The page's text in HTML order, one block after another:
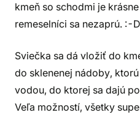
kmeň so schodmi je
remeselníci sa nezaprú. :-D
Sviečka sa dá vložiť do
do sklenenej nádoby,
vodou, do ktorej sa dajú
Veľa možností, všetky